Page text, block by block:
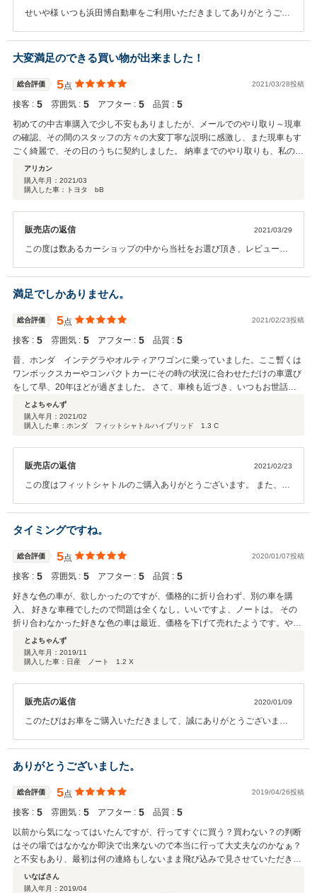
せいや様 いつも浜田博自動車をご利用いただきましてありがとうござ
す。 今後とも従業員一同お客様に喜んでいただけます様努めて参りま
す。
大変満足のできる買い物が出来ました！
総合評価 5点 2021/03/28投稿
接客 : 5 雰囲気 : 5 アフター : 5 品質 : 5
初めての中古車購入で少し不安もありましたが、メールでのやり取り～現車
の確認、その間のスタッフの方々の大変丁寧な説明に感激し、また現車もす
ごく綺麗で、その日のうちに契約しました。 納車までのやり取りも、私の希
望に沿った形で大変満足のいく対応をして下さり安心して納車の日を迎える
ことができました。 車もしっかり整備されていて、乗り心地も最高です。
この度は本当にありがとうございました。また今後のメンテナンス等もよろ
アリカン
購入年月： 2021/03
購入した車：トヨタ bB
販売店の返信 2021/03/29
この度は数あるカーショップの中から当社をお選び頂き、レビューの
カン様のカーライフをより良いものにさせて頂くため、最大限のサポ
ートをさせて頂きます。 お車の事でしたらどんな事でも、お気軽にお
申し付けください。 またのご利用を当社スタッフ一同心よりお待ちし
ております！
満足でしかありません。
総合評価 5点 2021/02/23投稿
接客 : 5 雰囲気 : 5 アフター : 5 品質 : 5
昔、ホンダ インテグラやオルティアワゴンに乗っていました。ここ暫くは
ワンボックスカーやコンパクトカーにその時の状況に合わせただけの車選び
をして早、20年ほどが過ぎました。 さて、車検も近づき、いつもお世話に
なっている浜田さんのネットリストを見ているとホンダのワゴンタイプの車
を発見！！ 直後の休日に現物を見に展示場へ。いつものように、即、購入
することにしました。（今まで家族4人で10台ほど購入）なんの問題もな
費も今のところ”20”ぐらいです。好きな車で本当に満足してます。いつも、
ありがとうございます。これからも、よろしく！！
とよちゃんず
購入年月： 2021/02
購入した車：ホンダ フィットシャトルハイブリッド 1.3 C
販売店の返信 2021/02/23
この度はフィットシャトルのご購入ありがとうございます。 また、こ
件 大変ご迷惑おかけ致しまして 誠にすみませんでした。 今後も、
カーライフのお力になれるよう全力でご対応させて頂きます。 今後も
お客様のご期待に応えるよう努力してまいります。 今後もお車の事で
したら何でもご対応しますので メンテナンス等気軽にご相談下さいま
せ。 またのご利用をスタッフ一同お待ちしております。
タイミングですね。
総合評価 5点 2020/01/07投稿
接客 : 5 雰囲気 : 5 アフター : 5 品質 : 5
好きな色の車が、欲しかったのですが、価格的に折り合わず、別の車を購
入。 好きな車種でしたので問題は全くなし。いいですよ、ノートは。 その
折り合わなかった好きな色の車は最近、価格を下げて売れたようです。やは
り、タイミングですね。その時に下がっていれば、もう少し待っていれば、
反省です。 色々な意味でタイミングを大事に、今後は車を購入する時はして
いかなければと、 勉強になりました。9台目？ありがとうございました。
とよちゃんず
購入年月： 2019/11
購入した車：日産 ノート 1.2 X
販売店の返信 2020/01/09
このたびはお車をご購入いただきまして、誠にありがとうございま
な高い評価をいただきまして、社員一同心から感謝しております。お
客様のご希望に添えるような店舗になれるよう、日々改善しながら業
務に邁進していきたいと思います。 ワイン色のノートの件ですが 相
場との兼ね合いで価格設定の変更を 余儀なくされました。 申し訳ご
ざいませんでした。 何かお困りの際はぜひお気軽にご相談くださいま
せ！ また、お乗換えやご紹介なども是非ともお待ちしております。 今
後とも、どうぞ宜しくお願い致します。
ありがとうございました。
総合評価 5点 2019/04/26投稿
接客 : 5 雰囲気 : 5 アフター : 5 品質 : 5
以前から気になってはいたんですが、行ってすぐに買う？買わない？の判断
はその場ではなかなか即決で出来ないので本当に行って大丈夫なのかなぁ？
と不安もあり、最初は何の連絡もしないまま飛び込みで見させていただきま
した。 対応された方（偉い方）が楽しく親切・丁寧に説明頂いたので2回目
で決断し、非常に条件がいい車を購入する事が出来ました。 更に自分の休み
いなばさん
購入年月： 2019/04